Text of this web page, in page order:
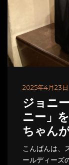
2025年4月23
ジョニ
ニー」
ちゃん
こんばんは、
ールディーズ